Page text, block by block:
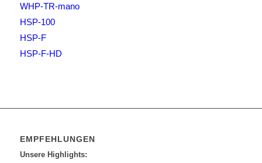
WHP-TR-mano
HSP-100
HSP-F
HSP-F-HD
EMPFEHLUNGEN
Unsere Highlights: